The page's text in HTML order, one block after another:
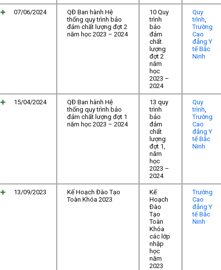
07/06/2024
QĐ Ban hành Hệ
thống quy trình bảo
đảm chất lượng đợt 2
năm học 2023 – 2024
10 Quy
trình
bảo
đảm
chất
lượng
đợt 2
năm
học
2023 –
2024
Quy
trình
Trường
Cao
đẳng Y
tế Bắc
Ninh
15/04/2024
QĐ Ban hành Hệ
thống quy trình bảo
đảm chất lượng đợt 1
năm học 2023 – 2024
13 quy
trình
bảo
đảm
chất
lượng
đợt 1,
năm
học
2023 –
2024
Quy
trình
Trường
Cao
đẳng Y
tế Bắc
Ninh
13/09/2023
Kế Hoạch Đào Tạo
Toàn Khóa 2023
Kế
Hoạch
Đào
Tạo
Toàn
Khóa
các lớp
nhập
học
năm
2023
Trường
Cao
đẳng Y
tế Bắc
Ninh